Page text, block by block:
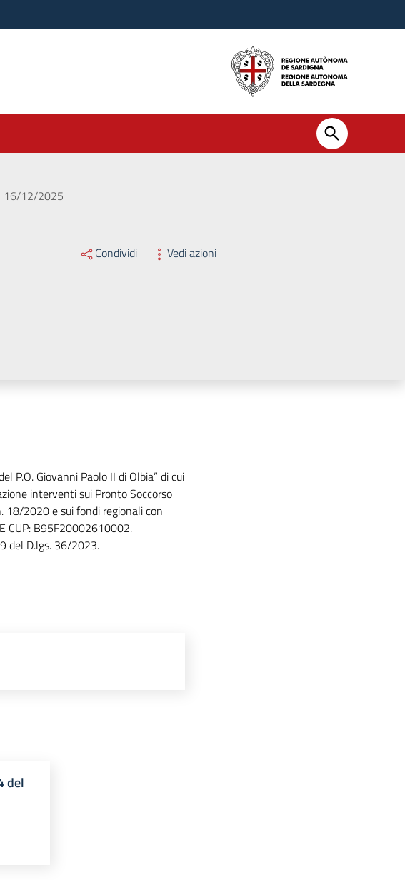
16/12/2025
Condividi Vedi azioni
P.O. Giovanni Paolo II di Olbia” di cui
interventi sui Pronto Soccorso
18/2020 e sui fondi regionali con
CUP: B95F20002610002.
del D.lgs. 36/2023.
del